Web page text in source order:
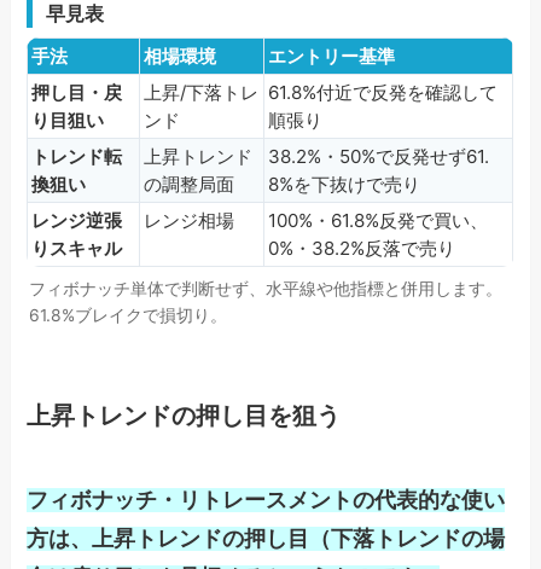
早見表
手法 相場環境
エントリー基準
押し目・戻
り目狙い
上昇/下落トレ
ンド
61.8%付近で反発を確認して
順張り
トレンド転
換狙い
上昇トレンド
の調整局面
38.2%・50%で反発せず61.
8%を下抜けで売り
レンジ逆張
りスキャル
レンジ相場
100%・61.8%反発で買い、
0%・38.2%反落で売り
フィボナッチ単体で判断せず、水平線や他指標と併用します。
61.8%ブレイクで損切り。
上昇トレンドの押し目を狙う
フィボナッチ・リトレースメントの代表的な使い
方は、上昇トレンドの押し目（下落トレンドの場